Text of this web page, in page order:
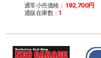
通常小売価格： 192,700円
通販在庫数：1